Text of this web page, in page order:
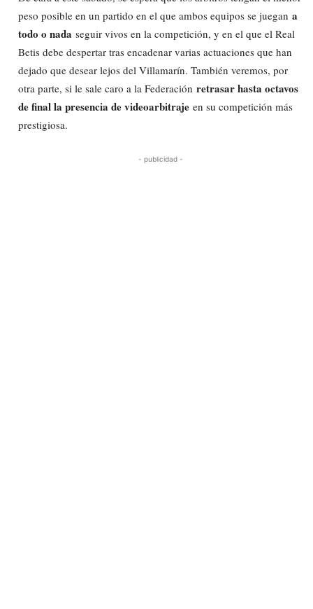
peso posible en un partido en el que ambos equipos se juegan a
todo o nada seguir vivos en la competición, y en el que el Real
Betis debe despertar tras encadenar varias actuaciones que han
dejado que desear lejos del Villamarín. También veremos, por
otra parte, si le sale caro a la Federación retrasar hasta octavos
de final la presencia de videoarbitraje en su competición más
prestigiosa.
- publicidad -